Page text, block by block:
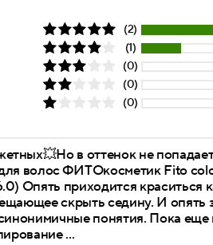
(2)
(1)
(0)
(0)
(0)
в оттенок не
волос ФИТОкосметик Fito
Опять приходится краситься
скрыть седину. И опять
понятия. Пока
...